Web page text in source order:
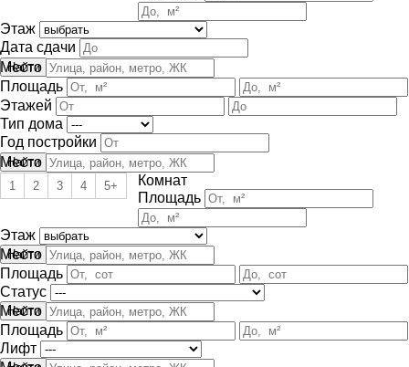
Этаж
Дата сдачи
Место
Площадь
Этажей
Тип дома
Год постройки
Место
Комнат
1 2 3 4 5+
Площадь
Этаж
Место
Площадь
Статус
Место
Площадь
Лифт